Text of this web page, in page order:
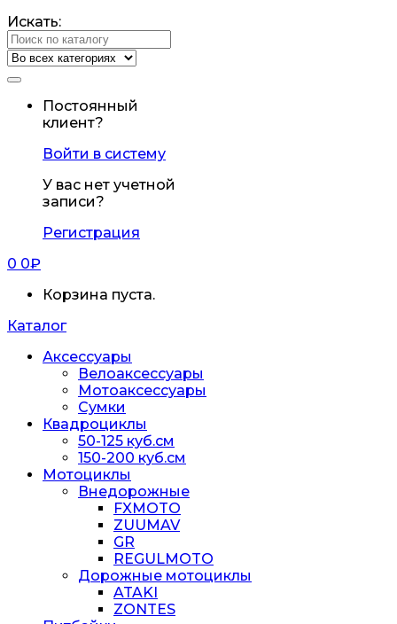
Искать:
Постоянный
клиент?
Войти в систему
У вас нет учетной
записи?
Регистрация
0 0₽
Корзина пуста.
Каталог
Аксессуары
Велоаксессуары
Мотоаксессуары
Сумки
Квадроциклы
50-125 куб.см
150-200 куб.см
Мотоциклы
Внедорожные
FXMOTO
ZUUMAV
GR
REGULMOTO
Дорожные мотоциклы
ATAKI
ZONTES